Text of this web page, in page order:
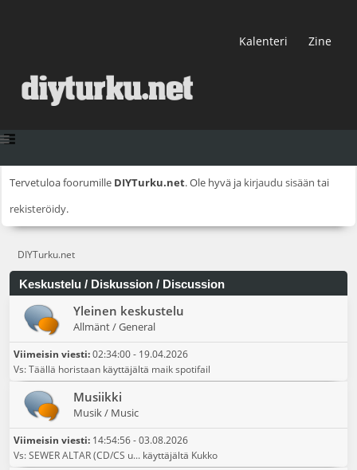
Kalenteri Zine
Tervetuloa foorumille DIYTurku.net. Ole hyvä ja kirjaudu sisään tai
rekisteröidy.
DIYTurku.net
Keskustelu / Diskussion / Discussion
Yleinen keskustelu
Allmänt / General
Viimeisin viesti:02:34:00 - 19.04.2026
Vs: Täällä horistaan käyttäjältä maik spotifail
Musiikki
Musik / Music
Viimeisin viesti: 14:54:56 - 03.08.2026
Vs: SEWER ALTAR (CD/CS u... käyttäjältä Kukko